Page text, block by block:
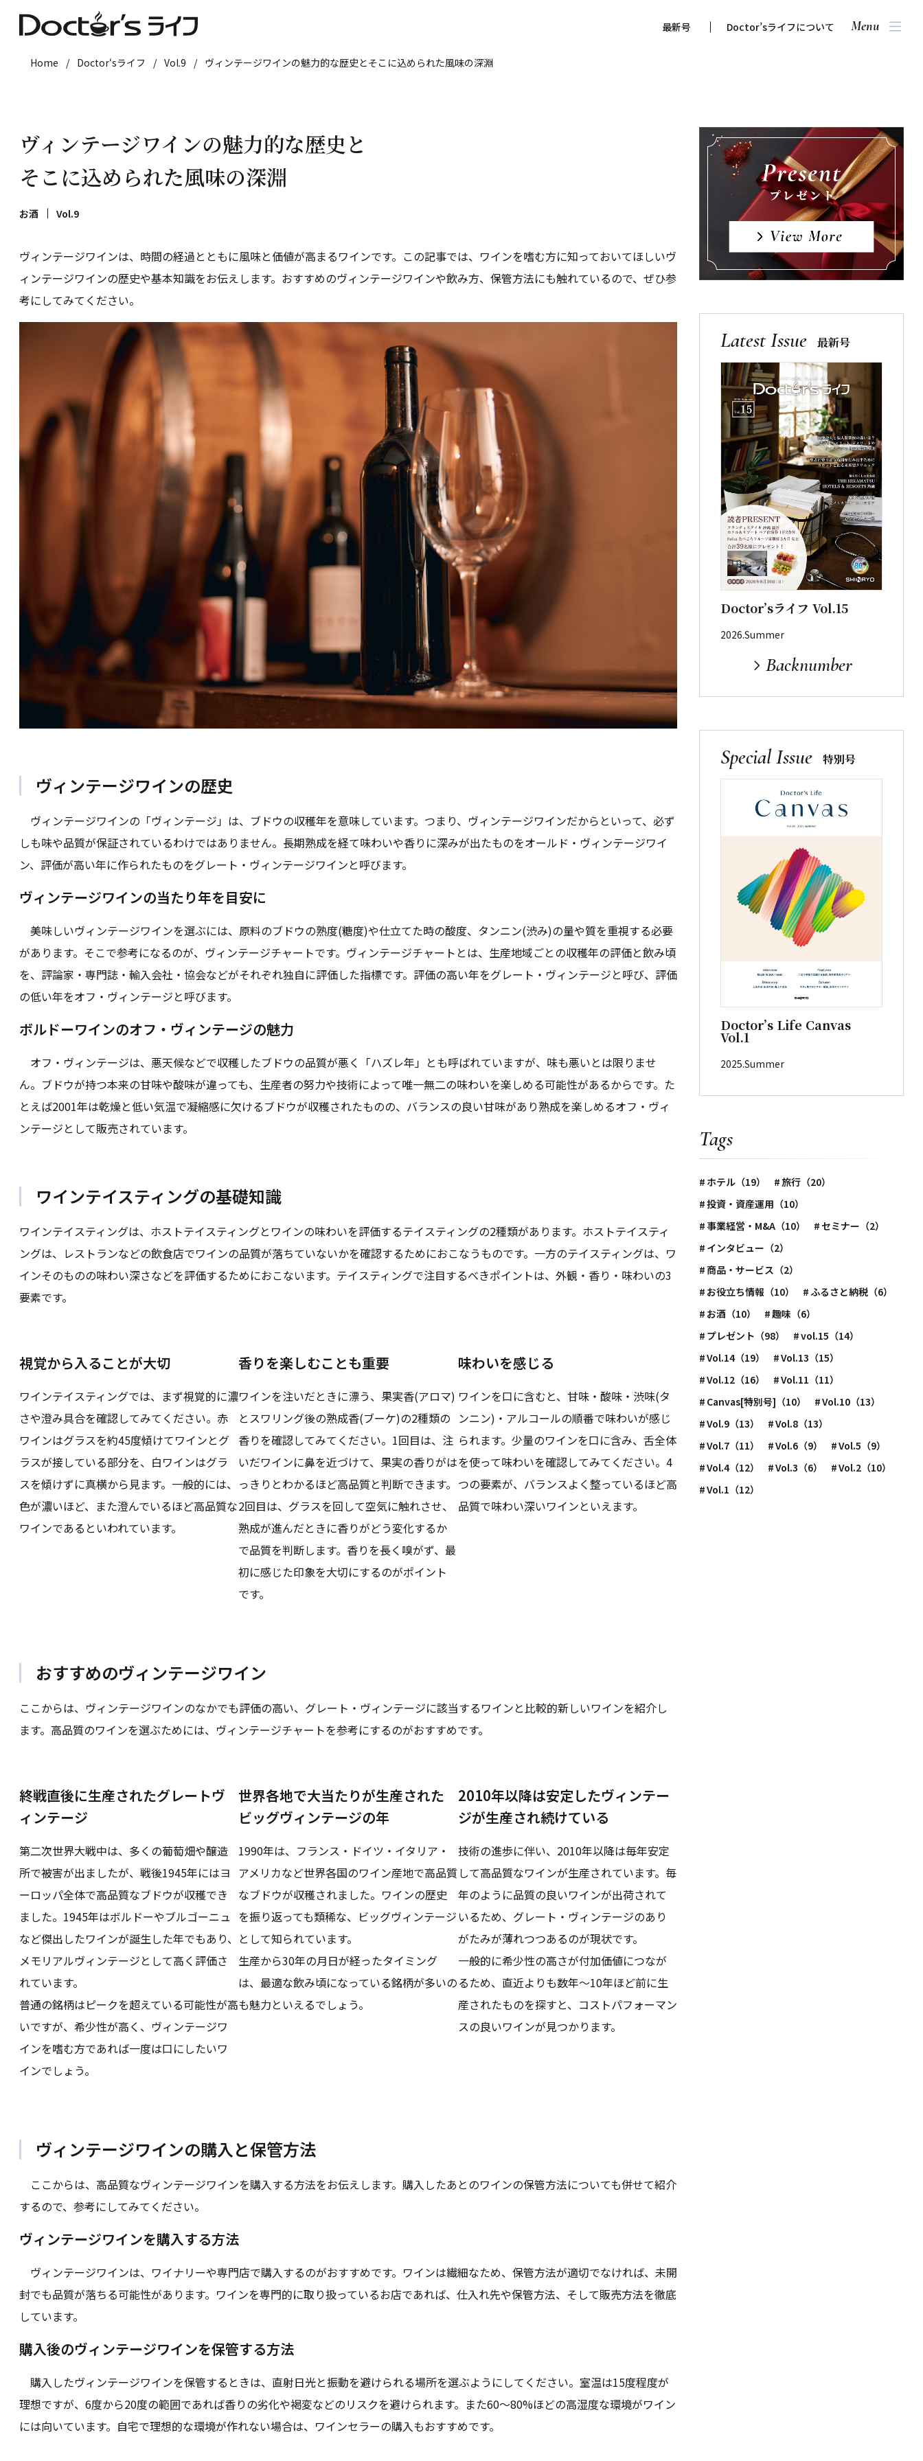
最新号 Doctor’sライフについて Menu
Home / Doctor‘sライフ / Vol.9 / ヴィンテージワインの魅力的な歴史とそこに込められた風味の深淵
ヴィンテージワインの魅力的な歴史と
そこに込められた風味の深淵
お酒 Vol.9
ヴィンテージワインは、時間の経過とともに風味と価値が高まるワインです。この記事では、ワインを嗜む方に知っておいてほしいヴ
ィンテージワインの歴史や基本知識をお伝えします。おすすめのヴィンテージワインや飲み方、保管方法にも触れているので、ぜひ参
考にしてみてください。
ヴィンテージワインの歴史
ヴィンテージワインの「ヴィンテージ」は、ブドウの収穫年を意味しています。つまり、ヴィンテージワインだからといって、必ず
しも味や品質が保証されているわけではありません。長期熟成を経て味わいや香りに深みが出たものをオールド・ヴィンテージワイ
ン、評価が高い年に作られたものをグレート・ヴィンテージワインと呼びます。
ヴィンテージワインの当たり年を目安に
美味しいヴィンテージワインを選ぶには、原料のブドウの熟度(糖度)や仕立てた時の酸度、タンニン(渋み)の量や質を重視する必要
があります。そこで参考になるのが、ヴィンテージチャートです。ヴィンテージチャートとは、生産地域ごとの収穫年の評価と飲み頃
を、評論家・専門誌・輸入会社・協会などがそれぞれ独自に評価した指標です。評価の高い年をグレート・ヴィンテージと呼び、評価
の低い年をオフ・ヴィンテージと呼びます。
ボルドーワインのオフ・ヴィンテージの魅力
オフ・ヴィンテージは、悪天候などで収穫したブドウの品質が悪く「ハズレ年」とも呼ばれていますが、味も悪いとは限りませ
ん。ブドウが持つ本来の甘味や酸味が違っても、生産者の努力や技術によって唯一無二の味わいを楽しめる可能性があるからです。た
とえば2001年は乾燥と低い気温で凝縮感に欠けるブドウが収穫されたものの、バランスの良い甘味があり熟成を楽しめるオフ・ヴィ
ンテージとして販売されています。
ワインテイスティングの基礎知識
ワインテイスティングは、ホストテイスティングとワインの味わいを評価するテイスティングの2種類があります。ホストテイスティ
ングは、レストランなどの飲食店でワインの品質が落ちていないかを確認するためにおこなうものです。一方のテイスティングは、ワ
インそのものの味わい深さなどを評価するためにおこないます。テイスティングで注目するべきポイントは、外観・香り・味わいの3
要素です。
視覚から入ることが大切
ワインテイスティングでは、まず視覚的に濃
さや澄み具合を確認してみてください。赤
ワインはグラスを約45度傾けてワインとグ
ラスが接している部分を、白ワインはグラ
スを傾けずに真横から見ます。一般的には、
色が濃いほど、また澄んでいるほど高品質な
ワインであるといわれています。
香りを楽しむことも重要
ワインを注いだときに漂う、果実香(アロマ)
とスワリング後の熟成香(ブーケ)の2種類の
香りを確認してみてください。1回目は、注
いだワインに鼻を近づけて、果実の香りがは
っきりとわかるほど高品質と判断できます。
2回目は、グラスを回して空気に触れさせ、
熟成が進んだときに香りがどう変化するか
で品質を判断します。香りを長く嗅がず、最
初に感じた印象を大切にするのがポイント
です。
味わいを感じる
ワインを口に含むと、甘味・酸味・渋味(タ
ンニン)・アルコールの順番で味わいが感じ
られます。少量のワインを口に含み、舌全体
を使って味わいを確認してみてください。4
つの要素が、バランスよく整っているほど高
品質で味わい深いワインといえます。
おすすめのヴィンテージワイン
ここからは、ヴィンテージワインのなかでも評価の高い、グレート・ヴィンテージに該当するワインと比較的新しいワインを紹介し
ます。高品質のワインを選ぶためには、ヴィンテージチャートを参考にするのがおすすめです。
終戦直後に生産されたグレートヴ
ィンテージ
第二次世界大戦中は、多くの葡萄畑や醸造
所で被害が出ましたが、戦後1945年にはヨ
ーロッパ全体で高品質なブドウが収穫でき
ました。1945年はボルドーやブルゴーニュ
など傑出したワインが誕生した年でもあり、
メモリアルヴィンテージとして高く評価さ
れています。
普通の銘柄はピークを超えている可能性が高
いですが、希少性が高く、ヴィンテージワ
インを嗜む方であれば一度は口にしたいワ
インでしょう。
世界各地で大当たりが生産された
ビッグヴィンテージの年
1990年は、フランス・ドイツ・イタリア・
アメリカなど世界各国のワイン産地で高品質
なブドウが収穫されました。ワインの歴史
を振り返っても類稀な、ビッグヴィンテージ
として知られています。
生産から30年の月日が経ったタイミング
は、最適な飲み頃になっている銘柄が多いの
も魅力といえるでしょう。
2010年以降は安定したヴィンテー
ジが生産され続けている
技術の進歩に伴い、2010年以降は毎年安定
して高品質なワインが生産されています。毎
年のように品質の良いワインが出荷されて
いるため、グレート・ヴィンテージのあり
がたみが薄れつつあるのが現状です。
一般的に希少性の高さが付加価値につなが
るため、直近よりも数年〜10年ほど前に生
産されたものを探すと、コストパフォーマン
スの良いワインが見つかります。
ヴィンテージワインの購入と保管方法
ここからは、高品質なヴィンテージワインを購入する方法をお伝えします。購入したあとのワインの保管方法についても併せて紹介
するので、参考にしてみてください。
ヴィンテージワインを購入する方法
ヴィンテージワインは、ワイナリーや専門店で購入するのがおすすめです。ワインは繊細なため、保管方法が適切でなければ、未開
封でも品質が落ちる可能性があります。ワインを専門的に取り扱っているお店であれば、仕入れ先や保管方法、そして販売方法を徹底
しています。
購入後のヴィンテージワインを保管する方法
購入したヴィンテージワインを保管するときは、直射日光と振動を避けられる場所を選ぶようにしてください。室温は15度程度が
理想ですが、6度から20度の範囲であれば香りの劣化や褐変などのリスクを避けられます。また60〜80%ほどの高湿度な環境がワイン
には向いています。自宅で理想的な環境が作れない場合は、ワインセラーの購入もおすすめです。
Latest Issue 最新号
Doctor’sライフ Vol.15
2026.Summer
Backnumber
Special Issue 特別号
Doctor’s Life Canvas
Vol.1
2025.Summer
Tags
ホテル（19）
旅行（20）
投資・資産運用（10）
事業経営・M&A（10）
セミナー（2）
インタビュー（2）
商品・サービス（2）
お役立ち情報（10）
ふるさと納税（6）
お酒（10）
趣味（6）
プレゼント（98）
vol.15（14）
Vol.14（19）
Vol.13（15）
Vol.12（16）
Vol.11（11）
Canvas[特別号]（10）
Vol.10（13）
Vol.9（13）
Vol.8（13）
Vol.7（11）
Vol.6（9）
Vol.5（9）
Vol.4（12）
Vol.3（6）
Vol.2（10）
Vol.1（12）